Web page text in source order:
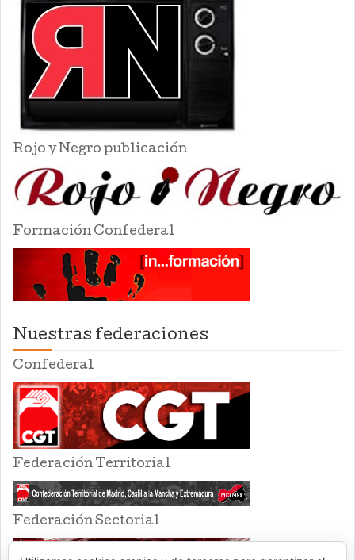
Rojo y Negro publicación
Formación Confederal
Nuestras federaciones
Confederal
Federación Territorial
Federación Sectorial